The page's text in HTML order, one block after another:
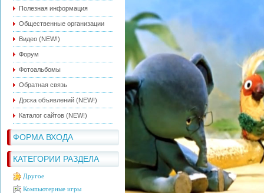
Полезная информация
Общественные организации
Видео (NEW!)
Форум
Фотоальбомы
Обратная связь
Доска объявлений (NEW!)
Каталог сайтов (NEW!)
ФОРМА ВХОДА
КАТЕГОРИИ РАЗДЕЛА
Другое
Компьютерные игры